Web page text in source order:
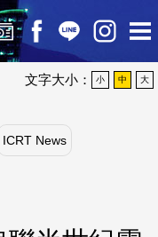
文字大小： 小 中 大
ICRT News